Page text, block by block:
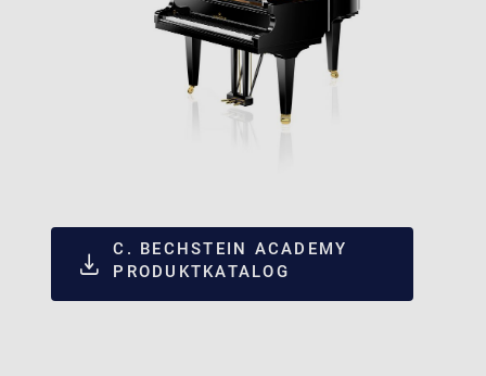
C. BECHSTEIN ACADEMY
PRODUKTKATALOG